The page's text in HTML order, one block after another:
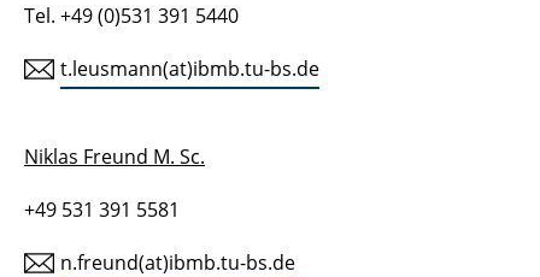
Tel. +49 (0)531 391 5440
t.leusmann(at)ibmb.tu-bs.de
Niklas Freund M. Sc.
+49 531 391 5581
n.freund(at)ibmb.tu-bs.de